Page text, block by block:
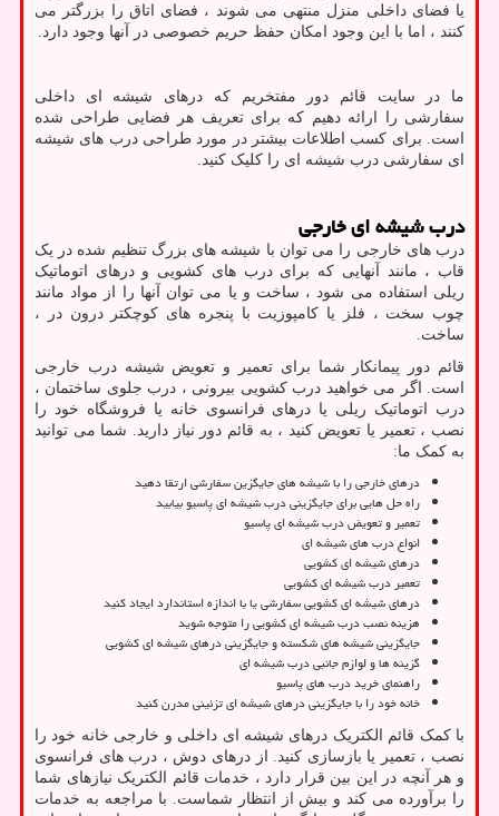
یا فضای داخلی منزل منتهی می شوند ، فضای اتاق را بزرگتر می
کنند ، اما با این وجود امکان حفظ حریم خصوصی در آنها وجود دارد.
ما در سایت قائم دور مفتخریم که درهای شیشه ای داخلی
سفارشی را ارائه دهیم که برای تعریف هر فضایی طراحی شده
است. برای کسب اطلاعات بیشتر در مورد طراحی درب های شیشه
ای سفارشی درب شیشه ای را کلیک کنید.
درب شیشه ای خارجی
درب های خارجی را می توان با شیشه های بزرگ تنظیم شده در یک
قاب ، مانند آنهایی که برای درب های کشویی و درهای اتوماتیک
ریلی استفاده می شود ، ساخت و یا می توان آنها را از مواد مانند
چوب سخت ، فلز یا کامپوزیت با پنجره های کوچکتر درون در ،
ساخت.
قائم دور پیمانکار شما برای تعمیر و تعویض شیشه درب خارجی
است. اگر می خواهید درب کشویی بیرونی ، درب جلوی ساختمان ،
درب اتوماتیک ریلی یا درهای فرانسوی خانه یا فروشگاه خود را
نصب ، تعمیر یا تعویض کنید ، به قائم دور نیاز دارید. شما می توانید
به کمک ما:
درهای خارجی را با شیشه های جایگزین سفارشی ارتقا دهید
راه حل هایی برای جایگزینی درب شیشه ای پاسیو بیابید
تعمیر و تعویض درب شیشه ای پاسیو
انواع درب های شیشه ای
درهای شیشه ای کشویی
تعمیر درب شیشه ای کشویی
درهای شیشه ای کشویی سفارشی یا با اندازه استاندارد ایجاد کنید
هزینه نصب درب شیشه ای کشویی را متوجه شوید
جایگزینی شیشه های شکسته و جایگزینی درهای شیشه ای کشویی
گزینه ها و لوازم جانبی درب شیشه ای
راهنمای خرید درب های پاسیو
خانه خود را با جایگزینی درهای شیشه ای تزئینی مدرن کنید
با کمک قائم الکتریک درهای شیشه ای داخلی و خارجی خانه خود را
نصب ، تعمیر یا بازسازی کنید. از درهای دوش ، درب های فرانسوی
و هر آنچه در این بین قرار دارد ، خدمات قائم الکتریک نیازهای شما
را برآورده می کند و بیش از انتظار شماست. با مراجعه به خدمات